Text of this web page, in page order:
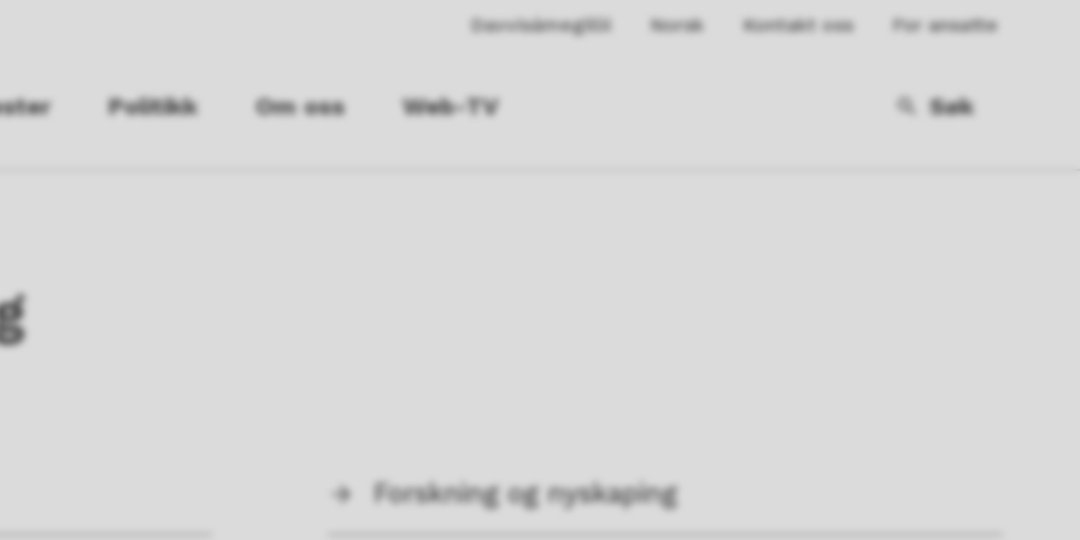
Davvisámegillii Norsk Kontakt oss For ansatte
Politikk Om oss Web-TV Søk
Forskning og nyskaping